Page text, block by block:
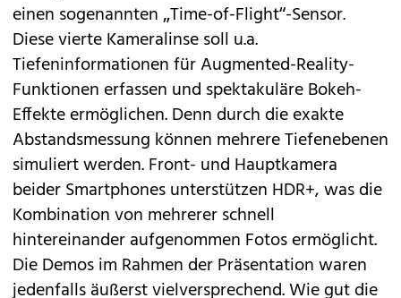
einen sogenannten „Time-of-Flight“-Sensor.
Diese vierte Kameralinse soll u.a.
Tiefeninformationen für Augmented-Reality-
Funktionen erfassen und spektakuläre Bokeh-
Effekte ermöglichen. Denn durch die exakte
Abstandsmessung können mehrere Tiefenebenen
simuliert werden. Front- und Hauptkamera
beider Smartphones unterstützen HDR+, was die
Kombination von mehrerer schnell
hintereinander aufgenommen Fotos ermöglicht.
Die Demos im Rahmen der Präsentation waren
jedenfalls äußerst vielversprechend. Wie gut die